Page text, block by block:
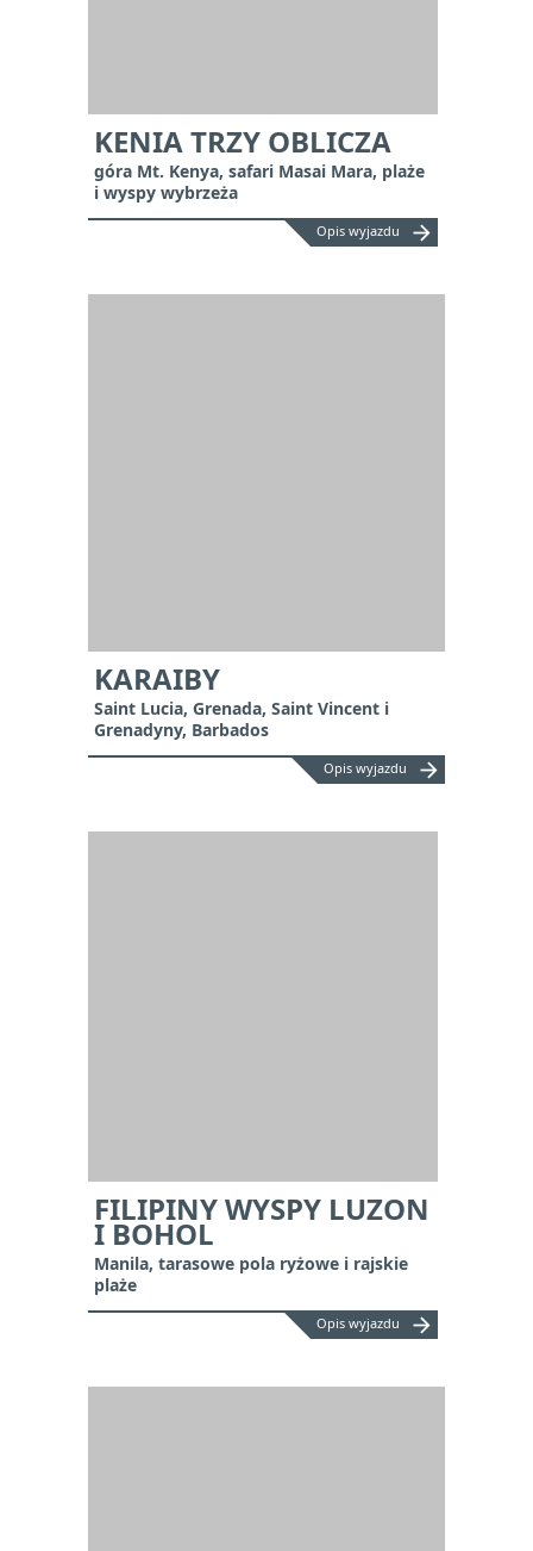
KENIA TRZY OBLICZA
góra Mt. Kenya, safari Masai Mara, plaże
i wyspy wybrzeża
Opis wyjazdu arrow_forward
KARAIBY
Saint Lucia, Grenada, Saint Vincent i
Grenadyny, Barbados
Opis wyjazdu arrow_forward
FILIPINY WYSPY LUZON
I BOHOL
Manila, tarasowe pola ryżowe i rajskie
plaże
Opis wyjazdu arrow_forward